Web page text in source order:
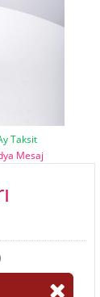
Taksit
Mesaj